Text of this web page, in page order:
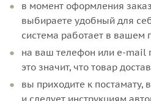
в момент оформления
выбираете удобный для
система работает в вашем
на ваш телефон или e-mail
это значит, что товар
вы приходите к постамату,